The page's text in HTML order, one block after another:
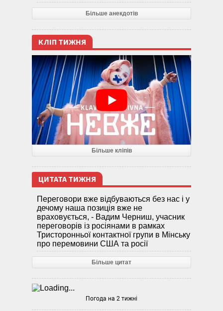
Більше анекдотів
КЛІП ТИЖНЯ
Більше кліпів
ЦИТАТА ТИЖНЯ
Переговори вже відбуваються без нас і у
дечому наша позиція вже не
враховується, - Вадим Черниш, учасник
переговорів із росіянами в рамках
Тристоронньої контактної групи в Мінську
про перемовини США та росії
Більше цитат
Погода на 2 тижні